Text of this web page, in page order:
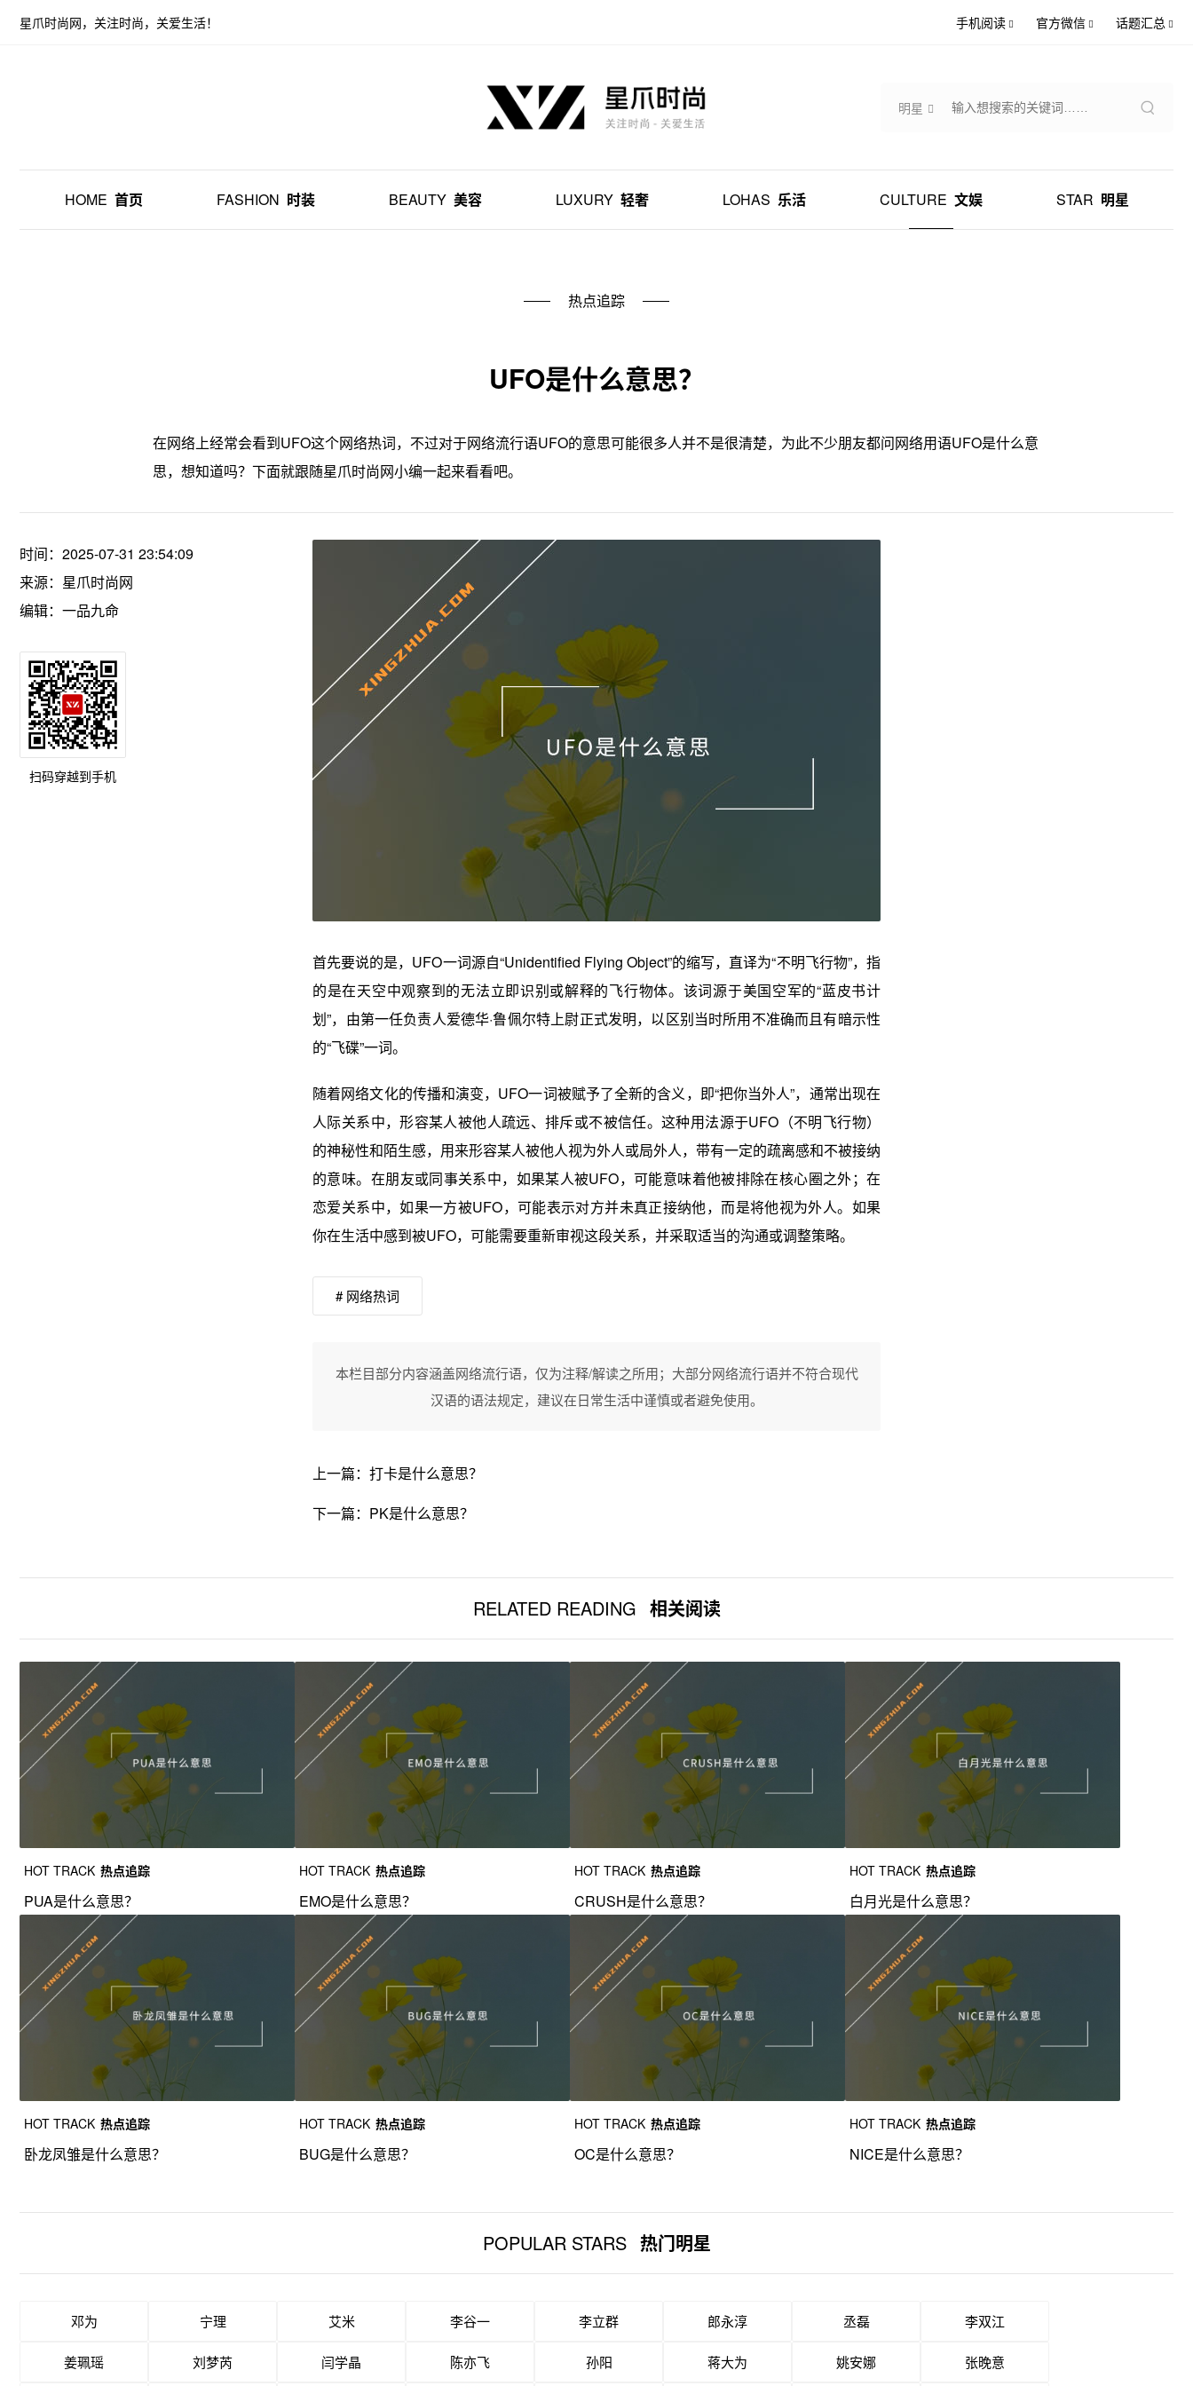
星爪时尚网，关注时尚，关爱生活！ 手机阅读 官方微信 话题汇总
明星
HOME 首页 FASHION 时装 BEAUTY 美容 LUXURY 轻奢 LOHAS 乐活 CULTURE 文娱 STAR 明星
热点追踪
UFO是什么意思？
在网络上经常会看到UFO这个网络热词，不过对于网络流行语UFO的意思可能很多人并不是很清楚，为此不少朋友都问网络用语UFO是什么意
思，想知道吗？下面就跟随星爪时尚网小编一起来看看吧。
首先要说的是，UFO一词源自“Unidentified Flying Object”的缩写，直译为“不明飞行物”，指
的是在天空中观察到的无法立即识别或解释的飞行物体。该词源于美国空军的“蓝皮书计
划”，由第一任负责人爱德华·鲁佩尔特上尉正式发明，以区别当时所用不准确而且有暗示性
的“飞碟”一词。
随着网络文化的传播和演变，UFO一词被赋予了全新的含义，即“把你当外人”，通常出现在
人际关系中，形容某人被他人疏远、排斥或不被信任。这种用法源于UFO（不明飞行物）
的神秘性和陌生感，用来形容某人被他人视为外人或局外人，带有一定的疏离感和不被接纳
的意味。‌在朋友或同事关系中，如果某人被UFO，可能意味着他被排除在核心圈之外；在
恋爱关系中，如果一方被UFO，可能表示对方并未真正接纳他，而是将他视为外人。如果
你在生活中感到被UFO，可能需要重新审视这段关系，并采取适当的沟通或调整策略。
时间：2025-07-31 23:54:09
来源： 星爪时尚网
编辑：一品九命
扫码穿越到手机
# 网络热词
本栏目部分内容涵盖网络流行语，仅为注释/解读之所用；大部分网络流行语并不符合现代
汉语的语法规定，建议在日常生活中谨慎或者避免使用。
上一篇： 打卡是什么意思？
下一篇： PK是什么意思？
RELATED READING 相关阅读
HOT TRACK 热点追踪
PUA是什么意思？
HOT TRACK 热点追踪
EMO是什么意思？
HOT TRACK 热点追踪
CRUSH是什么意思？
HOT TRACK 热点追踪
白月光是什么意思？
HOT TRACK 热点追踪
卧龙凤雏是什么意思？
HOT TRACK 热点追踪
BUG是什么意思？
HOT TRACK 热点追踪
OC是什么意思？
HOT TRACK 热点追踪
NICE是什么意思？
POPULAR STARS 热门明星
邓为 宁理 艾米 李谷一 李立群 郎永淳 丞磊 李双江
姜珮瑶 刘梦芮 闫学晶 陈亦飞 孙阳 蒋大为 姚安娜 张晚意